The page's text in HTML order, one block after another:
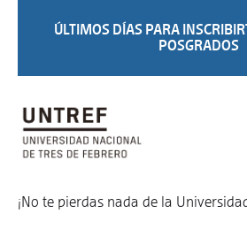
ÚLTIMOS DÍAS PARA
POSGRADOS
¡No te pierdas nada de la